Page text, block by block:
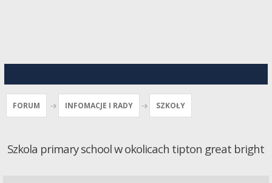
FORUM INFOMACJE I RADY SZKOŁY
Szkola primary school w okolicach tipton great bright